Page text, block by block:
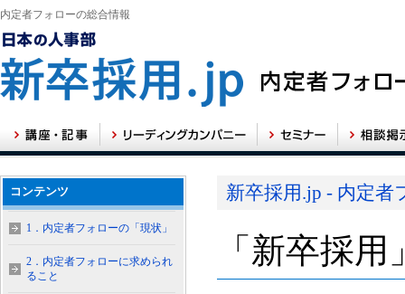
内定者フォローの総合情報
新卒採用.jp - 内定者
「新卒採
コンテンツ
1．内定者フォローの「現状」
2．内定者フォローに求められ
ること